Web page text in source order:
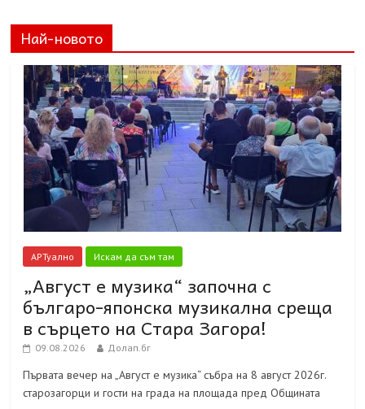
Най-новото
АРТуално Искам да съм там
„Август е музика“ започна с
българо-японска музикална среща
в сърцето на Стара Загора!
09.08.2026 Долап.бг
Първата вечер на „Август е музика“ събра на 8 август 2026г.
старозагорци и гости на града на площада пред Общината